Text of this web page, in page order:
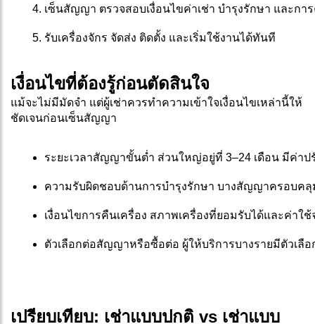
เซ็นสัญญา ตรวจสอบเงื่อนไขค่าเช่า บำรุงรักษา และกา
รับเครื่องจักร จัดส่ง ติดตั้ง และเริ่มใช้งานได้ทันที
เงื่อนไขที่ต้องรู้ก่อนตัดสินใจ
แม้จะไม่มีมัดจำ แต่ผู้เช่าควรทำความเข้าใจเงื่อนไขเหล่านี้ให้
ชัดเจนก่อนเซ็นสัญญา
ระยะเวลาสัญญาขั้นต่ำ ส่วนใหญ่อยู่ที่ 3–24 เดือน มีค่า
ความรับผิดชอบด้านการบำรุงรักษา บางสัญญาครอบค
เงื่อนไขการคืนเครื่อง สภาพเครื่องที่ยอมรับได้และค่าใช้
ตัวเลือกต่อสัญญาหรือซื้อต่อ ผู้ให้บริการบางรายมีตัวเลือ
เปรียบเทียบ: เช่าแบบปกติ vs เช่าแบบ